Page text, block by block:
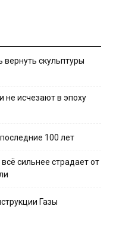
скульптуры
не исчезают в эпоху
100 лет
сильнее страдает от
Газы